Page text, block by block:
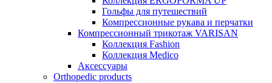
Гольфы для путешествий
Компрессионные рукава и перчатки
Компрессионный трикотаж VARISAN
Коллекция Fashion
Коллекция Medico
Аксессуары
Orthopedic products